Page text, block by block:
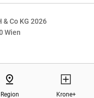
Co KG 2026
Wien
pin_drop
Region Krone+